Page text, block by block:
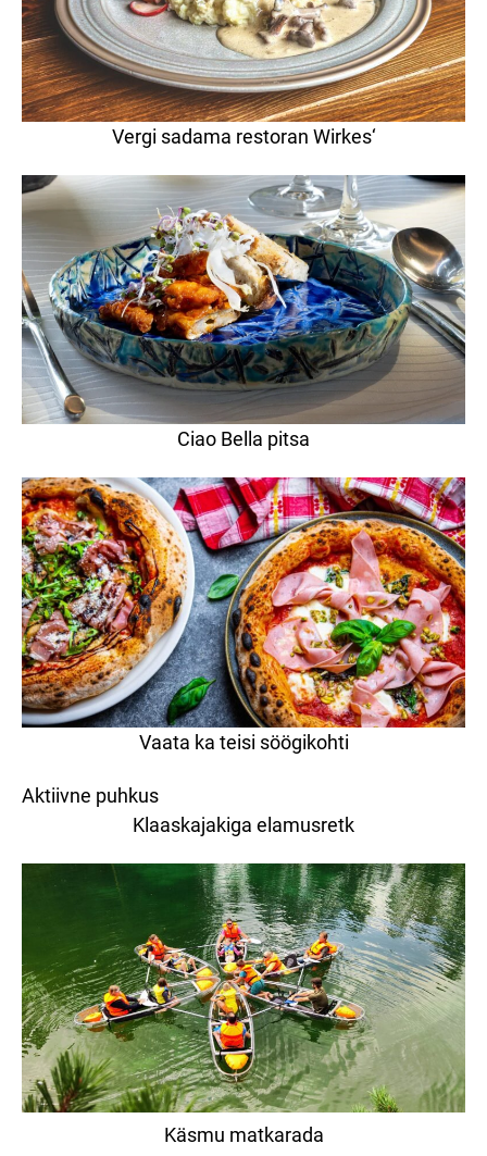
Vergi sadama restoran Wirkes‘
Ciao Bella pitsa
Vaata ka teisi söögikohti
Aktiivne puhkus
Klaaskajakiga elamusretk
Käsmu matkarada